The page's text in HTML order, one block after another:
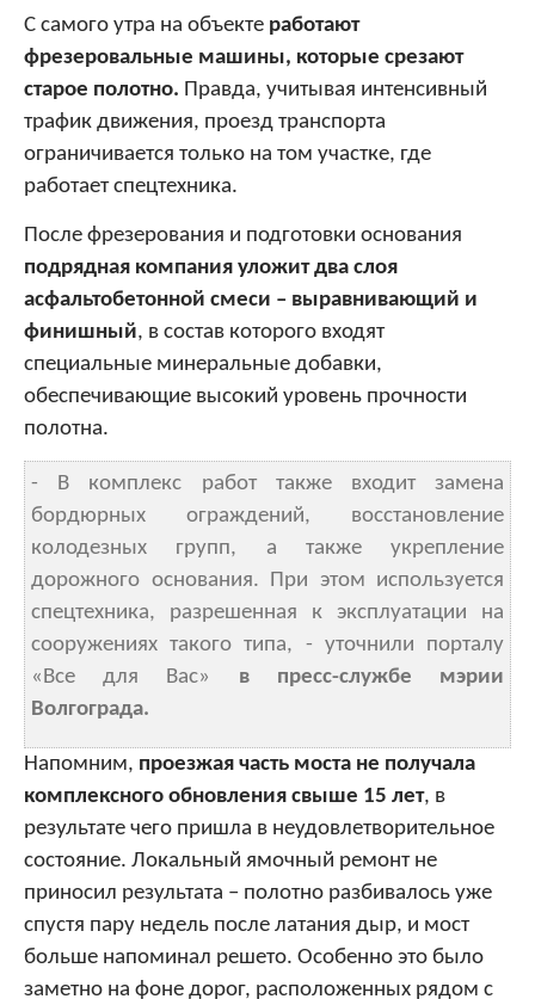
С самого утра на объекте работают
фрезеровальные машины, которые срезают
старое полотно. Правда, учитывая интенсивный
трафик движения, проезд транспорта
ограничивается только на том участке, где
работает спецтехника.
После фрезерования и подготовки основания
подрядная компания уложит два слоя
асфальтобетонной смеси – выравнивающий и
финишный, в состав которого входят
специальные минеральные добавки,
обеспечивающие высокий уровень прочности
полотна.
- В комплекс работ также входит замена
бордюрных ограждений, восстановление
колодезных групп, а также укрепление
дорожного основания. При этом используется
спецтехника, разрешенная к эксплуатации на
сооружениях такого типа, - уточнили порталу
«Все для Вас» в пресс-службе мэрии
Волгограда.
Напомним, проезжая часть моста не получала
комплексного обновления свыше 15 лет, в
результате чего пришла в неудовлетворительное
состояние. Локальный ямочный ремонт не
приносил результата – полотно разбивалось уже
спустя пару недель после латания дыр, и мост
больше напоминал решето. Особенно это было
заметно на фоне дорог, расположенных рядом с